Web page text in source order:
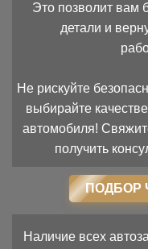
Это позволит вам
детали и
Не рискуйте
выбирайте
автомобиля!
получить
ПОДБОР
Наличие всех